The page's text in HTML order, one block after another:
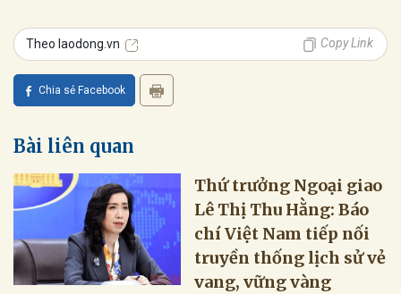
Theo laodong.vn Copy Link
Chia sẻ Facebook
Bài liên quan
Thứ trưởng Ngoại giao
Lê Thị Thu Hằng: Báo
chí Việt Nam tiếp nối
truyền thống lịch sử vẻ
vang, vững vàng